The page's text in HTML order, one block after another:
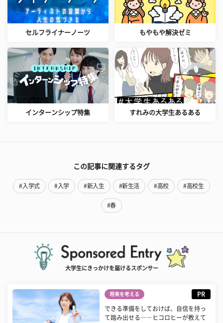
セルフライナーノーツ もやもや解決ゼミ
インターンシップ特集 すれみの大学生あるある
この記事に関連するタグ
#入学式 #入学 #新入生 #新生活 #高校 #高校生
#春
大学生にきっかけを届けるスポンサー
将来を考える PR
できる準備をしておけば、自信を持っ
て踏み出せる――ヒコロヒーが教えて